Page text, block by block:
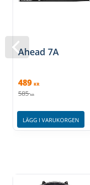
Ahead 7A
489 KR
585 KR
LÄGG I VARUKORGEN